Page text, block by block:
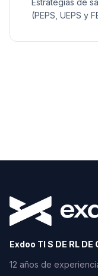
Estrategias de
(PEPS, UEPS y
Exdoo TI S DE RL DE
12 años de